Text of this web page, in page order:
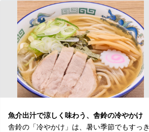
魚介出汁で涼しく味わう、舎鈴の冷やかけ
舎鈴の「冷やかけ」は、暑い季節でもすっき